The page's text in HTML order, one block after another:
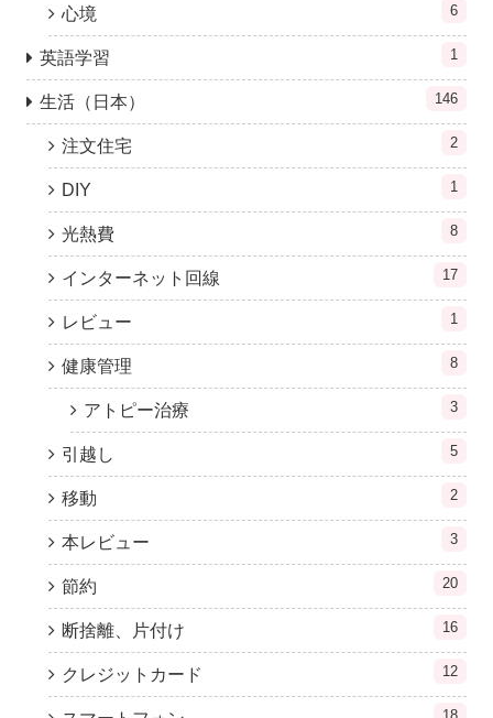
心境 6
英語学習 1
生活（日本） 146
注文住宅 2
DIY 1
光熱費 8
インターネット回線 17
レビュー 1
健康管理 8
アトピー治療 3
引越し 5
移動 2
本レビュー 3
節約 20
断捨離、片付け 16
クレジットカード 12